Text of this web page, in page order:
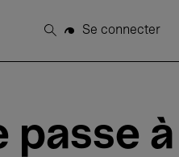
Rechercher
Se connecter
passe à